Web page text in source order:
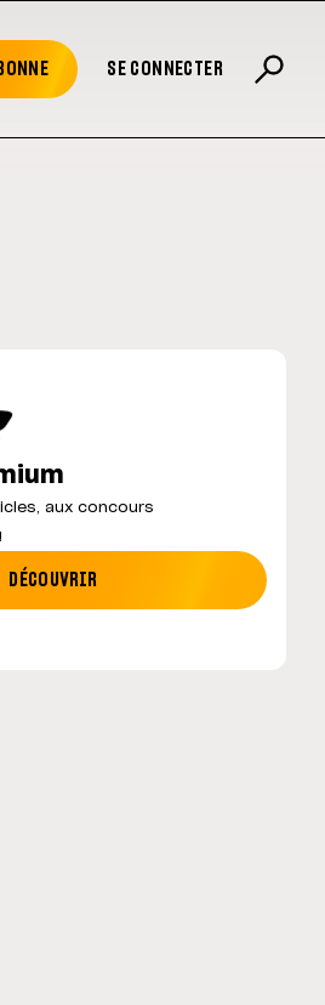
SE CONNECTER
les cinq constructeurs signent un
aux concours
DÉCOUVRIR